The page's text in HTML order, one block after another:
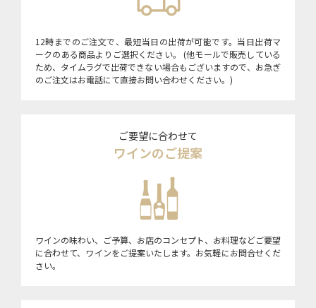
12時までのご注文で、最短当日の出荷が可能です。当日出荷マ
ークのある商品よりご選択ください。 (他モールで販売している
ため、タイムラグで出荷できない場合もございますので、お急ぎ
のご注文はお電話にて直接お問い合わせください。)
ご要望に合わせて
ワインのご提案
ワインの味わい、ご予算、お店のコンセプト、お料理などご要望
に合わせて、ワインをご提案いたします。お気軽にお問合せくだ
さい。